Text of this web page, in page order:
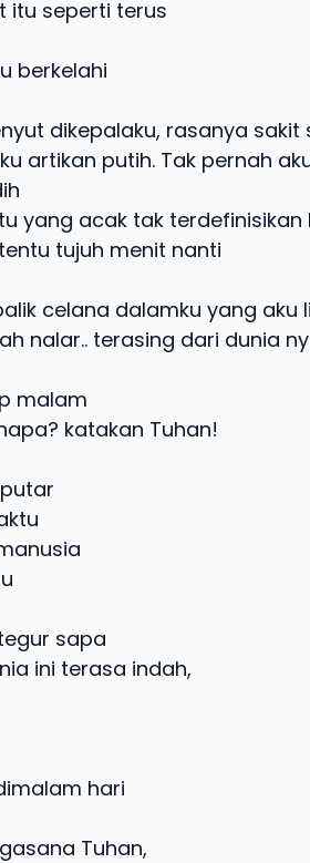
itu seperti terus
berkelahi
dikepalaku, rasanya sakit
artikan putih. Tak pernah
yang acak tak
tujuh menit nanti
celana dalamku yang aku
nalar.. terasing dari dunia
malam
katakan Tuhan!
sapa
ini terasa indah,
hari
Tuhan,